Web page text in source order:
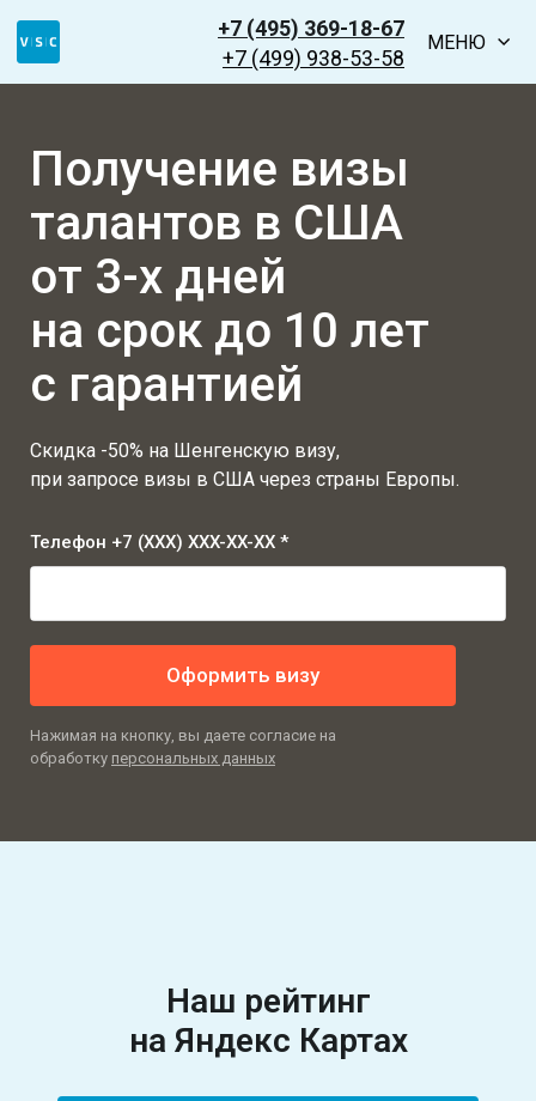
+7 (495) 369-18-67
+7 (499) 938-53-58
МЕНЮ
Получение визы
талантов в США
от 3-х дней
на срок до 10 лет
с гарантией
Скидка -50% на Шенгенскую визу,
при запросе визы в США через страны Европы.
Телефон +7 (XXX) XXX-XX-XX *
Оформить визу
Нажимая на кнопку, вы даете согласие на
обработку персональных данных
Наш рейтинг
на Яндекс Картах